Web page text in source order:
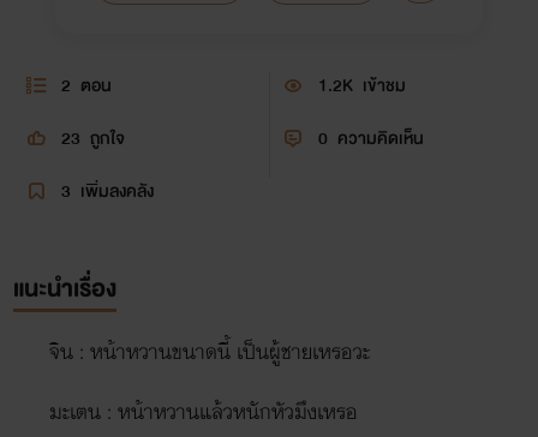
2 ตอน 1.2K เข้าชม
23 ถูกใจ 0 ความคิดเห็น
3 เพิ่มลงคลัง
แนะนำเรื่อง
จิน : หน้าหวานขนาดนี้ เป็นผู้ชายเหรอวะ
มะเตน : หน้าหวานแล้วหนักหัวมึงเหรอ